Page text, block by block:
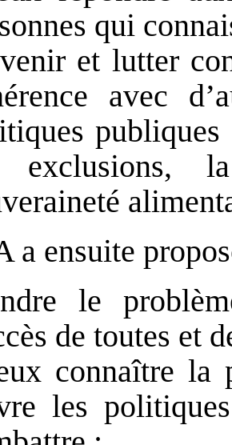
qui
et lutter
avec
exclusions,
a ensuite
le
de toutes et
connaître la
les